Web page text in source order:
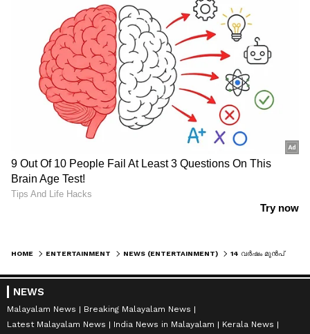
HOME ENTERTAINMENT NEWS (ENTERTAINMENT) 14 വര്‍ഷം മുന്‍പ് ഫഹദ് ഫാസില്‍ വാങ്ങിയ പ്രതിഫലം എത്ര? '22 ഫീമെയില്‍ കോട്ടയ'ത്തിലെ പ്രതിഫലം പറഞ്ഞ് നിര്‍മ്മാതാവ്
NEWS
Malayalam News
Breaking Malayalam News
Latest Malayalam News
India News in Malayalam
Kerala News